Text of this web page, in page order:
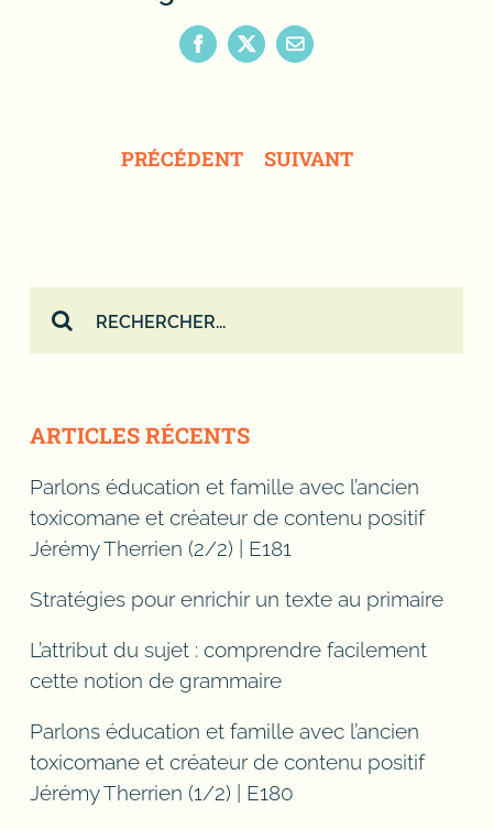
Facebook
X Email
PRÉCÉDENT SUIVANT
ARTICLES RÉCENTS
Parlons éducation et famille avec l’ancien
toxicomane et créateur de contenu positif
Jérémy Therrien (2/2) | E181
Stratégies pour enrichir un texte au primaire
L’attribut du sujet : comprendre facilement
cette notion de grammaire
Parlons éducation et famille avec l’ancien
toxicomane et créateur de contenu positif
Jérémy Therrien (1/2) | E180